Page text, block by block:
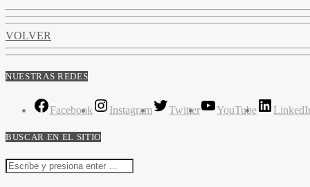
VOLVER
NUESTRAS REDES
Facebook Instagram Twitter YouTube
BUSCAR EN EL SITIO